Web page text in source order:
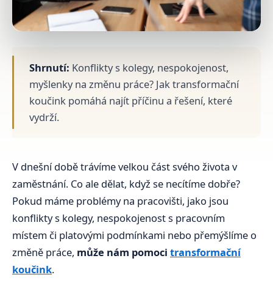
Shrnutí: Konflikty s kolegy, nespokojenost,
myšlenky na změnu práce? Jak transformační
koučink pomáhá najít příčinu a řešení, které
vydrží.
V dnešní době trávíme velkou část svého života v
zaměstnání. Co ale dělat, když se necítíme dobře?
Pokud máme problémy na pracovišti, jako jsou
konflikty s kolegy, nespokojenost s pracovním
místem či platovými podmínkami nebo přemýšlíme o
změně práce, může nám pomoci transformační
koučink.